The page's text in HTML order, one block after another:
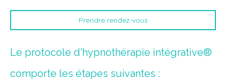
Prendre rendez-vous
Le protocole d'hypnothérapie intégrative®
comporte les étapes suivantes :